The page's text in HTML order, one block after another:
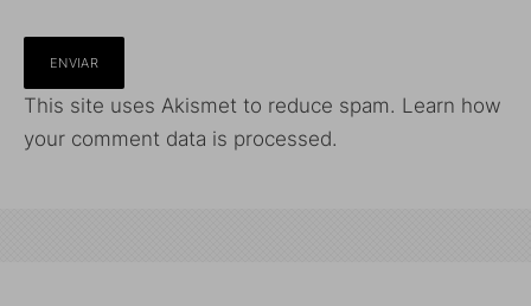
This site uses Akismet to reduce spam. Learn how
your comment data is processed.